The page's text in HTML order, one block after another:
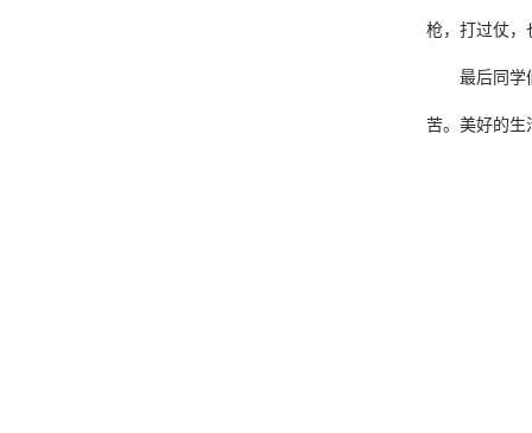
枪，打过仗
最后同学
苦。美好的生